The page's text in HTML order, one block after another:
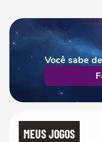
Você sabe
MEUS JOGOS